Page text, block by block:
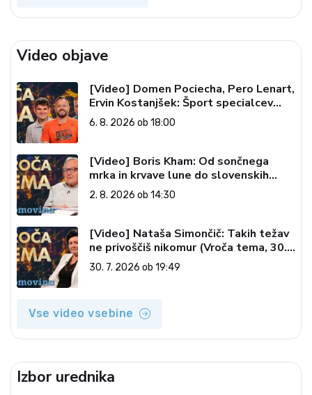
Video objave
[Video] Domen Pociecha, Pero Lenart,
Ervin Kostanjšek: Šport specialcev
(Vroča tema, 6. 8. 2026)
6. 8. 2026 ob 18:00
[Video] Boris Kham: Od sončnega
mrka in krvave lune do slovenskih
pečatov v vesolju (Vroča tema, 2. 8.
2026)
2. 8. 2026 ob 14:30
[Video] Nataša Simončič: Takih težav
ne privoščiš nikomur (Vroča tema, 30.
7. 2026)
30. 7. 2026 ob 19:49
Vse video vsebine
Izbor urednika